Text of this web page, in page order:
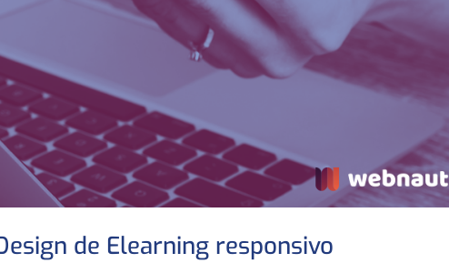
de Elearning responsivo